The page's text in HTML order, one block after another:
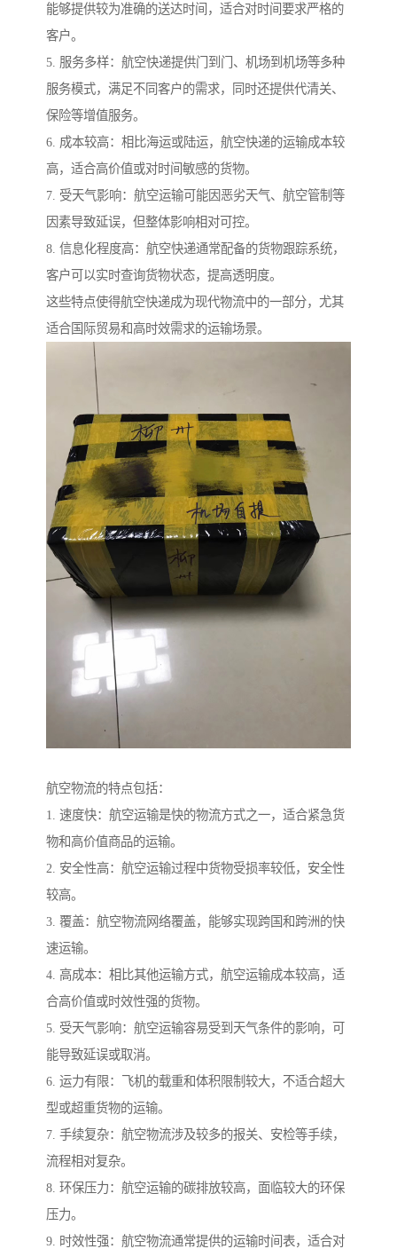
能够提供较为准确的送达时间，适合对时间要求严格的
客户。
5. 服务多样：航空快递提供门到门、机场到机场等多种
服务模式，满足不同客户的需求，同时还提供代清关、
保险等增值服务。
6. 成本较高：相比海运或陆运，航空快递的运输成本较
高，适合高价值或对时间敏感的货物。
7. 受天气影响：航空运输可能因恶劣天气、航空管制等
因素导致延误，但整体影响相对可控。
8. 信息化程度高：航空快递通常配备的货物跟踪系统，
客户可以实时查询货物状态，提高透明度。
这些特点使得航空快递成为现代物流中的一部分，尤其
适合国际贸易和高时效需求的运输场景。
航空物流的特点包括：
1. 速度快：航空运输是快的物流方式之一，适合紧急货
物和高价值商品的运输。
2. 安全性高：航空运输过程中货物受损率较低，安全性
较高。
3. 覆盖：航空物流网络覆盖，能够实现跨国和跨洲的快
速运输。
4. 高成本：相比其他运输方式，航空运输成本较高，适
合高价值或时效性强的货物。
5. 受天气影响：航空运输容易受到天气条件的影响，可
能导致延误或取消。
6. 运力有限：飞机的载重和体积限制较大，不适合超大
型或超重货物的运输。
7. 手续复杂：航空物流涉及较多的报关、安检等手续，
流程相对复杂。
8. 环保压力：航空运输的碳排放较高，面临较大的环保
压力。
9. 时效性强：航空物流通常提供的运输时间表，适合对